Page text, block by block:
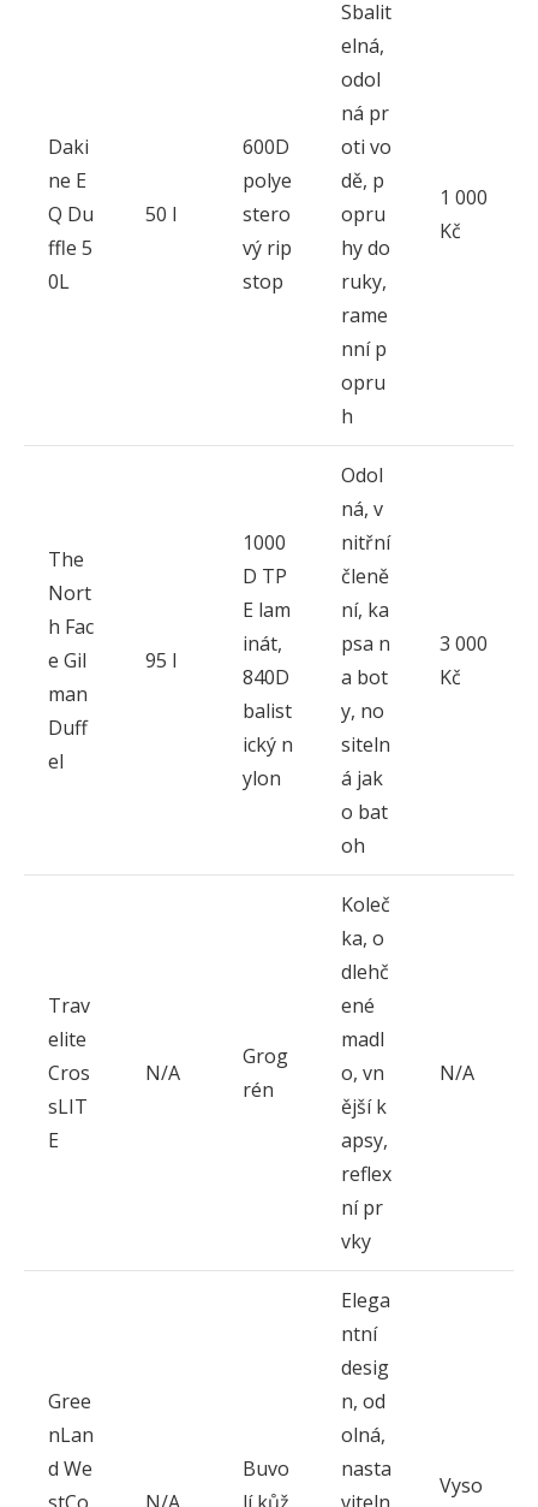
Daki
ne E
Q Du
ffle 5
0L
50 l
600D
polye
stero
vý rip
stop
Sbalit
elná,
odol
ná pr
oti vo
dě, p
opru
hy do
ruky,
rame
nní p
opru
h
1 000
Kč
The
Nort
h Fac
e Gil
man
Duff
el
95 l
1000
D TP
E lam
inát,
840D
balist
ický n
ylon
Odol
ná, v
nitřní
členě
ní, ka
psa n
a bot
y, no
siteln
á jak
o bat
oh
3 000
Kč
Trav
elite
Cros
sLIT
E
N/A
Grog
rén
Koleč
ka, o
dlehč
ené
madl
o, vn
ější k
apsy,
reflex
ní pr
vky
N/A
Gree
nLan
d We
stCo
N/A
Buvo
lí kůž
Elega
ntní
desig
n, od
olná,
nasta
viteln
Vyso